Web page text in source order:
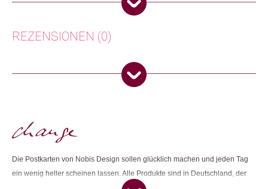
Artikelnummer: 109448.68
REZENSIONEN (0)
Es gibt noch keine Rezensionen.
Die Postkarten von Nobis Design sollen glücklich machen und jeden Tag
ein wenig heller scheinen lassen. Alle Produkte sind in Deutschland, der